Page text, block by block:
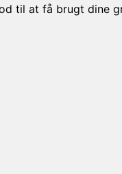
til at få brugt dine